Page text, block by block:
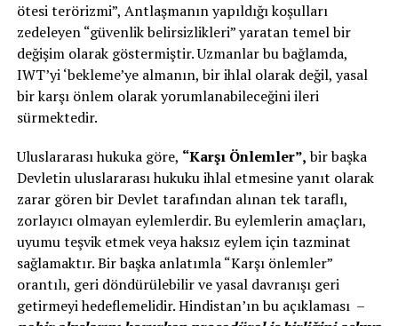
ötesi terörizmi”, Antlaşmanın yapıldığı koşulları
zedeleyen “güvenlik belirsizlikleri” yaratan temel bir
değişim olarak göstermiştir. Uzmanlar bu bağlamda,
IWT’yi ‘bekleme’ye almanın, bir ihlal olarak değil, yasal
bir karşı önlem olarak yorumlanabileceğini ileri
sürmektedir.
Uluslararası hukuka göre, “Karşı Önlemler”,bir başka
Devletin uluslararası hukuku ihlal etmesine yanıt olarak
zarar gören bir Devlet tarafından alınan tek taraflı,
zorlayıcı olmayan eylemlerdir. Bu eylemlerin amaçları,
uyumu teşvik etmek veya haksız eylem için tazminat
sağlamaktır. Bir başka anlatımla “Karşı önlemler”
orantılı, geri döndürülebilir ve yasal davranışı geri
getirmeyi hedeflemelidir. Hindistan’ın bu açıklaması –